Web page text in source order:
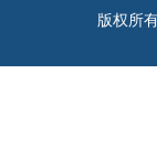
版权所